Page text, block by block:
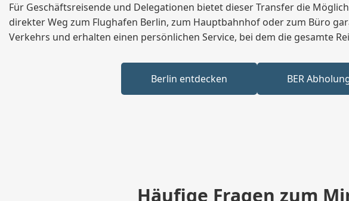
Für Geschäftsreisende und Delegationen bietet dieser Transfer die
direkter Weg zum Flughafen Berlin, zum Hauptbahnhof oder zum Büro
Verkehrs und erhalten einen persönlichen Service, bei dem die gesamte
Berlin entdecken BER
Häufige Fragen zum